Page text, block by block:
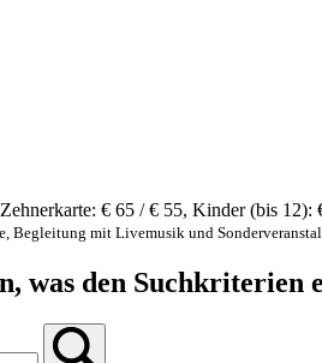
Zehnerkarte: € 65 / € 55, Kinder (bis 12):
Begleitung mit Livemusik und
was den Suchkriterien